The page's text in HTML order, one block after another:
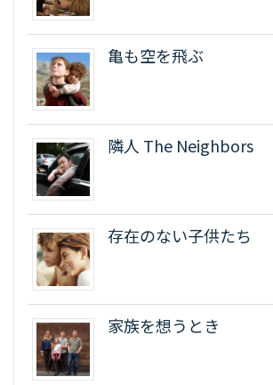
亀も空を飛ぶ
隣人 The Neighbors
存在のない子供たち
家族を想うとき